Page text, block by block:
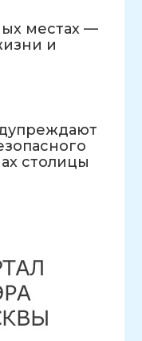
местах —
и
столицы